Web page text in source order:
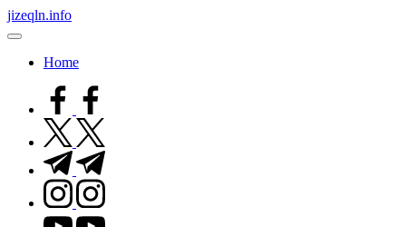
Skip
to
jizeqln.info
Kunjungi
Untuk
Terpercaya
Home
facebook.com
twitter.com
t.me
instagram.com
youtube.com